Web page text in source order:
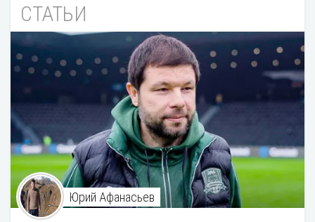
СТАТЬИ
Юрий Афанасьев